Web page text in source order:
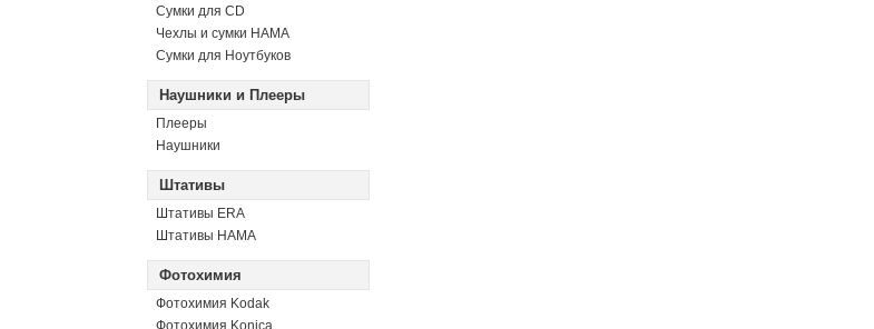
Сумки для CD
Чехлы и сумки HAMA
Сумки для Ноутбуков
Наушники и Плееры
Плееры
Наушники
Штативы
Штативы ERA
Штативы HAMA
Фотохимия
Фотохимия Kodak
Фотохимия Konica